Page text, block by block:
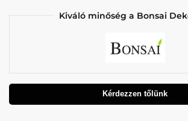
Kiváló minőség a Bonsai
Kérdezzen tőlünk